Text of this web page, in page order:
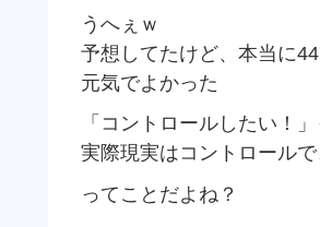
うへぇｗ
予想してたけど、本当に
元気でよかった
「コントロールしたい！
実際現実はコントロール
ってことだよね？